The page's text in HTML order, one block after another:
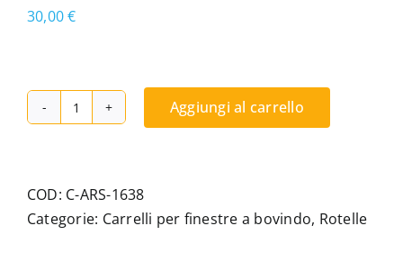
30,00€
Carrello
ruota
regolabile,
Aggiungi al carrello
COD: C-ARS-1638
Categorie: Carrelli per finestre a bovindo, Rotelle